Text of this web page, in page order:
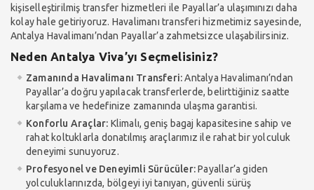
kişiselleştirilmiş transfer hizmetleri ile Payallar’a ulaşımınızı daha
kolay hale getiriyoruz. Havalimanı transferi hizmetimiz sayesinde,
Antalya Havalimanı’ndan Payallar’a zahmetsizce ulaşabilirsiniz.
Neden Antalya Viva’yı Seçmelisiniz?
Zamanında Havalimanı Transferi:Antalya Havalimanı’ndan
Payallar’a doğru yapılacak transferlerde, belirttiğiniz saatte
karşılama ve hedefinize zamanında ulaşma garantisi.
Konforlu Araçlar: Klimalı, geniş bagaj kapasitesine sahip ve
rahat koltuklarla donatılmış araçlarımız ile rahat bir yolculuk
deneyimi sunuyoruz.
Profesyonel ve Deneyimli Sürücüler:Payallar’a giden
yolculuklarınızda, bölgeyi iyi tanıyan, güvenli sürüş